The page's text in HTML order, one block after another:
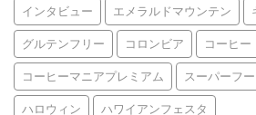
インタビュー エメラルドマウンテン
グルテンフリー コロンビア コーヒー
コーヒーマニアプレミアム スーパーフー
ハロウィン ハワイアンフェスタ